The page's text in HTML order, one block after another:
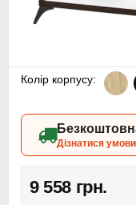
Колір корпусу:
Дізнатися
9 558 грн.